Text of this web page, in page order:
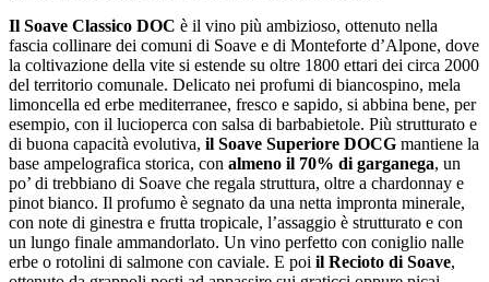
Il Soave Classico DOC è il vino più ambizioso, ottenuto nella
fascia collinare dei comuni di Soave e di Monteforte d’Alpone, dove
la coltivazione della vite si estende su oltre 1800 ettari dei circa 2000
del territorio comunale. Delicato nei profumi di biancospino, mela
limoncella ed erbe mediterranee, fresco e sapido, si abbina bene, per
esempio, con il lucioperca con salsa di barbabietole. Più strutturato e
di buona capacità evolutiva, il Soave Superiore DOCG mantiene la
base ampelografica storica, con almeno il 70% di garganega, un
po’ di trebbiano di Soave che regala struttura, oltre a chardonnay e
pinot bianco. Il profumo è segnato da una netta impronta minerale,
con note di ginestra e frutta tropicale, l’assaggio è strutturato e con
un lungo finale ammandorlato. Un vino perfetto con coniglio nalle
erbe o rotolini di salmone con caviale. E poi il Recioto di Soave,